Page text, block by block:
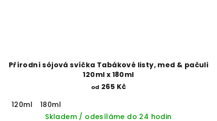
Přírodní sójová svíčka Tabákové listy, med & pačuli
120ml x 180ml
od 265 Kč
120ml
180ml
Skladem / odesíláme do 24 hodin